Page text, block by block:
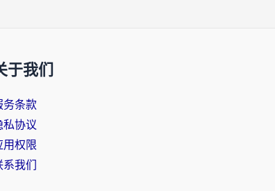
于我们
务条款
私协议
用权限
系我们